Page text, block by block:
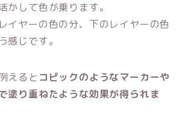
かして色が乗ります。
イヤーの色の分、下のレイヤーの色
感じです。
えると コピックのようなマーカーや
塗り重ねたような効果が得られま